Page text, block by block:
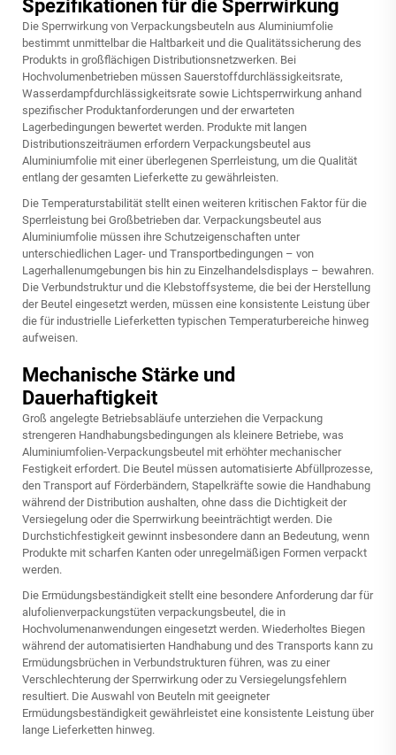
Spezifikationen für die Sperrwirkung
Die Sperrwirkung von Verpackungsbeuteln aus Aluminiumfolie
bestimmt unmittelbar die Haltbarkeit und die Qualitätssicherung des
Produkts in großflächigen Distributionsnetzwerken. Bei
Hochvolumenbetrieben müssen Sauerstoffdurchlässigkeitsrate,
Wasserdampfdurchlässigkeitsrate sowie Lichtsperrwirkung anhand
spezifischer Produktanforderungen und der erwarteten
Lagerbedingungen bewertet werden. Produkte mit langen
Distributionszeiträumen erfordern Verpackungsbeutel aus
Aluminiumfolie mit einer überlegenen Sperrleistung, um die Qualität
entlang der gesamten Lieferkette zu gewährleisten.
Die Temperaturstabilität stellt einen weiteren kritischen Faktor für die
Sperrleistung bei Großbetrieben dar. Verpackungsbeutel aus
Aluminiumfolie müssen ihre Schutzeigenschaften unter
unterschiedlichen Lager- und Transportbedingungen – von
Lagerhallenumgebungen bis hin zu Einzelhandelsdisplays – bewahren.
Die Verbundstruktur und die Klebstoffsysteme, die bei der Herstellung
der Beutel eingesetzt werden, müssen eine konsistente Leistung über
die für industrielle Lieferketten typischen Temperaturbereiche hinweg
aufweisen.
Mechanische Stärke und
Dauerhaftigkeit
Groß angelegte Betriebsabläufe unterziehen die Verpackung
strengeren Handhabungsbedingungen als kleinere Betriebe, was
Aluminiumfolien-Verpackungsbeutel mit erhöhter mechanischer
Festigkeit erfordert. Die Beutel müssen automatisierte Abfüllprozesse,
den Transport auf Förderbändern, Stapelkräfte sowie die Handhabung
während der Distribution aushalten, ohne dass die Dichtigkeit der
Versiegelung oder die Sperrwirkung beeinträchtigt werden. Die
Durchstichfestigkeit gewinnt insbesondere dann an Bedeutung, wenn
Produkte mit scharfen Kanten oder unregelmäßigen Formen verpackt
werden.
Die Ermüdungsbeständigkeit stellt eine besondere Anforderung dar für
alufolienverpackungstüten verpackungsbeutel, die in
Hochvolumenanwendungen eingesetzt werden. Wiederholtes Biegen
während der automatisierten Handhabung und des Transports kann zu
Ermüdungsbrüchen in Verbundstrukturen führen, was zu einer
Verschlechterung der Sperrwirkung oder zu Versiegelungsfehlern
resultiert. Die Auswahl von Beuteln mit geeigneter
Ermüdungsbeständigkeit gewährleistet eine konsistente Leistung über
lange Lieferketten hinweg.